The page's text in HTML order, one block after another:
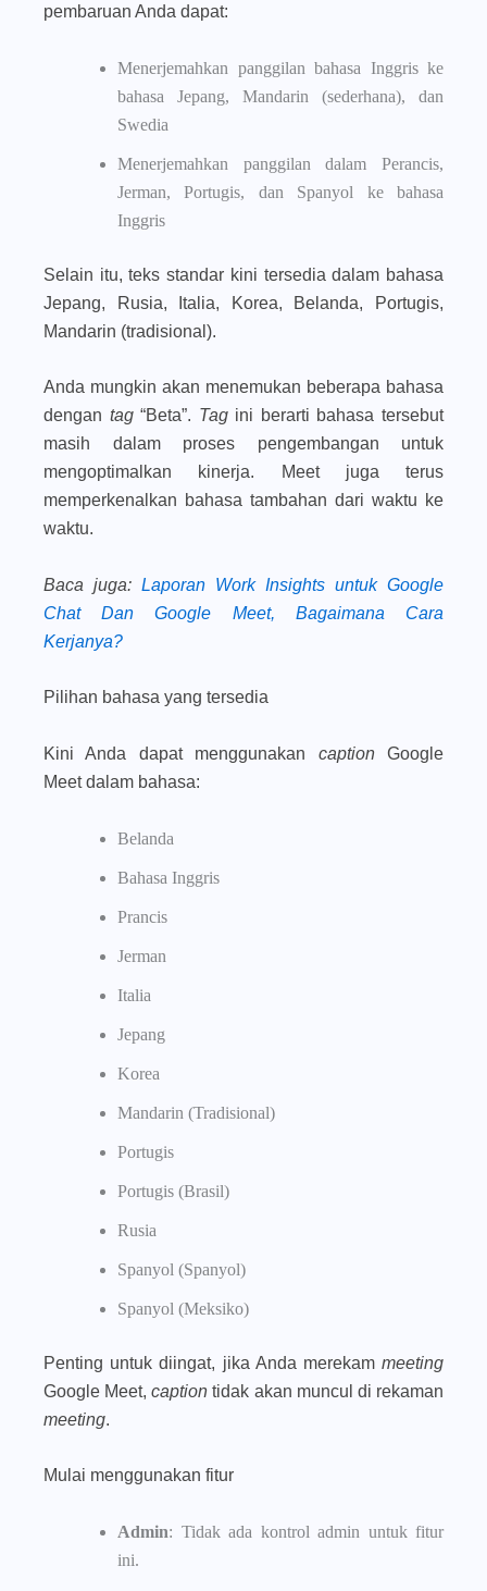
pembaruan Anda dapat:
Menerjemahkan panggilan bahasa Inggris ke
bahasa Jepang, Mandarin (sederhana), dan
Swedia
Menerjemahkan panggilan dalam Perancis,
Jerman, Portugis, dan Spanyol ke bahasa
Inggris
Selain itu, teks standar kini tersedia dalam bahasa
Jepang, Rusia, Italia, Korea, Belanda, Portugis,
Mandarin (tradisional).
Anda mungkin akan menemukan beberapa bahasa
dengan tag“Beta”. Tag ini berarti bahasa tersebut
masih dalam proses pengembangan untuk
mengoptimalkan kinerja. Meet juga terus
memperkenalkan bahasa tambahan dari waktu ke
waktu.
Baca juga: Laporan Work Insights untuk Google
Chat Dan Google Meet, Bagaimana Cara
Kerjanya?
Pilihan bahasa yang tersedia
Kini Anda dapat menggunakan captionGoogle
Meet dalam bahasa:
Belanda
Bahasa Inggris
Prancis
Jerman
Italia
Jepang
Korea
Mandarin (Tradisional)
Portugis
Portugis (Brasil)
Rusia
Spanyol (Spanyol)
Spanyol (Meksiko)
Penting untuk diingat, jika Anda merekam meeting
Google Meet,caption tidak akan muncul di rekaman
meeting.
Mulai menggunakan fitur
Admin: Tidak ada kontrol admin untuk fitur
ini.